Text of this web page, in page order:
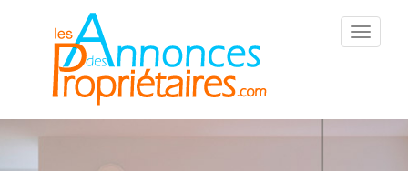
::Menu::